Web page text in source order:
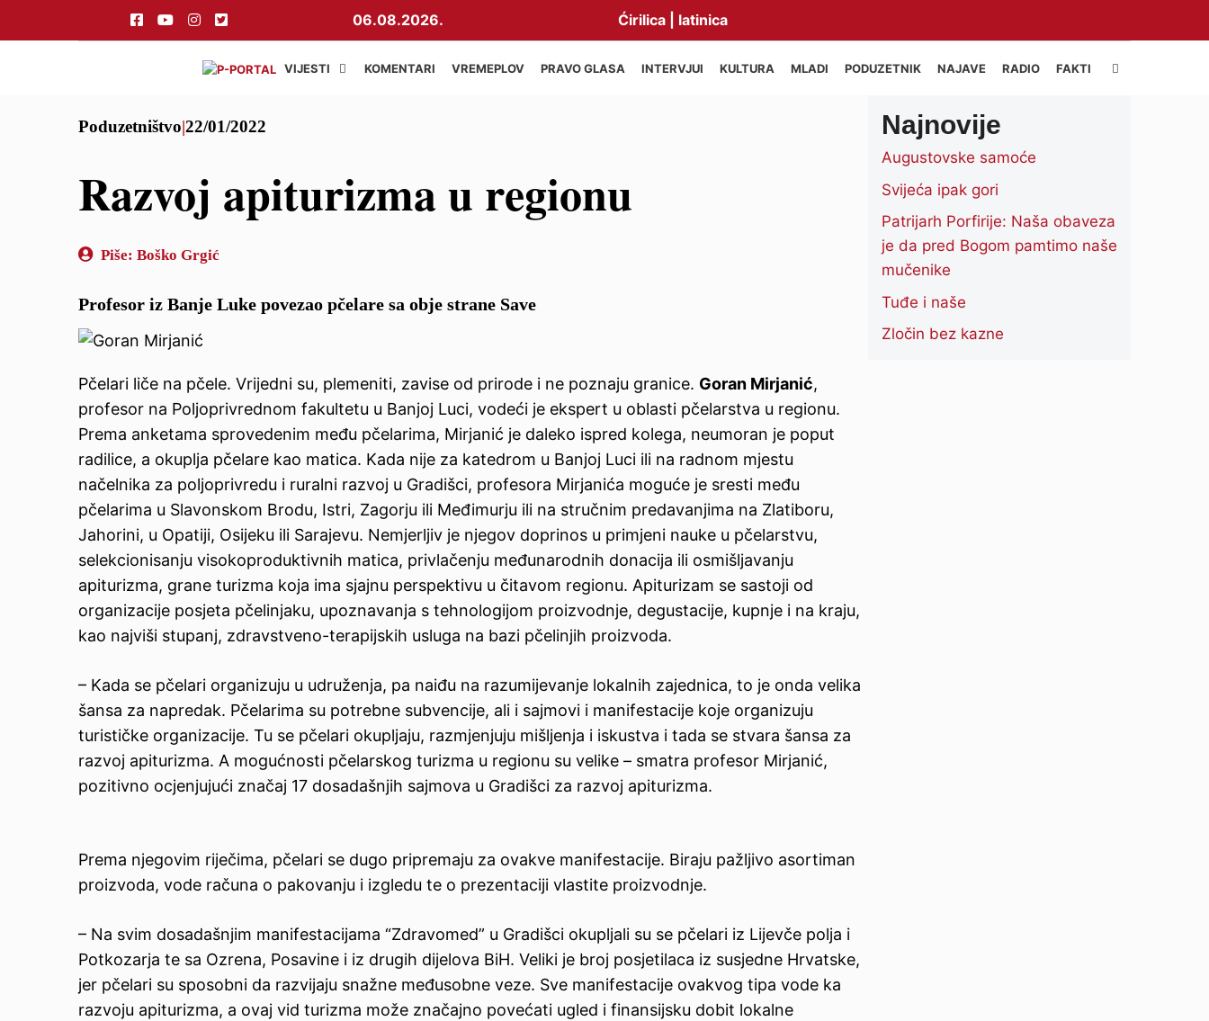
na
06.08.2026. Ćirilica latinica
VIJESTI KOMENTARI VREMEPLOV PRAVO GLASA INTERVJUI KULTURA MLADI PODUZETNIK NAJAVE RADIO FAKTI
Poduzetništvo|22/01/2022
Razvoj apiturizma u regionu
Piše: Boško Grgić
Profesor iz Banje Luke povezao pčelare sa obje strane Save
Pčelari liče na pčele. Vrijedni su, plemeniti, zavise od prirode i ne poznaju granice. Goran Mirjanić,
profesor na Poljoprivrednom fakultetu u Banjoj Luci, vodeći je ekspert u oblasti pčelarstva u regionu.
Prema anketama sprovedenim među pčelarima, Mirjanić je daleko ispred kolega, neumoran je poput
radilice, a okuplja pčelare kao matica. Kada nije za katedrom u Banjoj Luci ili na radnom mjestu
načelnika za poljoprivredu i ruralni razvoj u Gradišci, profesora Mirjanića moguće je sresti među
pčelarima u Slavonskom Brodu, Istri, Zagorju ili Međimurju ili na stručnim predavanjima na Zlatiboru,
Jahorini, u Opatiji, Osijeku ili Sarajevu. Nemjerljiv je njegov doprinos u primjeni nauke u pčelarstvu,
selekcionisanju visokoproduktivnih matica, privlačenju međunarodnih donacija ili osmišljavanju
apiturizma, grane turizma koja ima sjajnu perspektivu u čitavom regionu. Apiturizam se sastoji od
organizacije posjeta pčelinjaku, upoznavanja s tehnologijom proizvodnje, degustacije, kupnje i na kraju,
kao najviši stupanj, zdravstveno-terapijskih usluga na bazi pčelinjih proizvoda.
– Kada se pčelari organizuju u udruženja, pa naiđu na razumijevanje lokalnih zajednica, to je onda velika
šansa za napredak. Pčelarima su potrebne subvencije, ali i sajmovi i manifestacije koje organizuju
turističke organizacije. Tu se pčelari okupljaju, razmjenjuju mišljenja i iskustva i tada se stvara šansa za
razvoj apiturizma. A mogućnosti pčelarskog turizma u regionu su velike – smatra profesor Mirjanić,
pozitivno ocjenjujući značaj 17 dosadašnjih sajmova u Gradišci za razvoj apiturizma.
Prema njegovim riječima, pčelari se dugo pripremaju za ovakve manifestacije. Biraju pažljivo asortiman
proizvoda, vode računa o pakovanju i izgledu te o prezentaciji vlastite proizvodnje.
– Na svim dosadašnjim manifestacijama “Zdravomed” u Gradišci okupljali su se pčelari iz Lijevče polja i
Potkozarja te sa Ozrena, Posavine i iz drugih dijelova BiH. Veliki je broj posjetilaca iz susjedne Hrvatske,
jer pčelari su sposobni da razvijaju snažne međusobne veze. Sve manifestacije ovakvog tipa vode ka
razvoju apiturizma, a ovaj vid turizma može značajno povećati ugled i finansijsku dobit lokalne
Najnovije
Augustovske samoće
Svijeća ipak gori
Patrijarh Porfirije: Naša obaveza
je da pred Bogom pamtimo naše
mučenike
Tuđe i naše
Zločin bez kazne